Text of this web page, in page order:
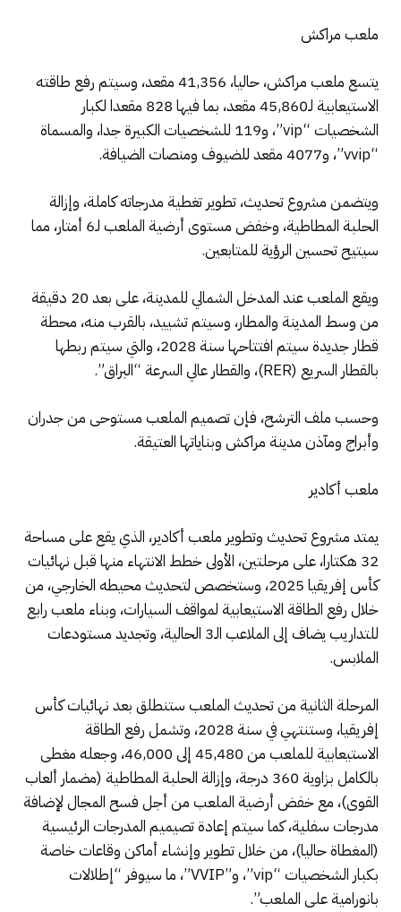
ملعب مراكش
يتسع ملعب مراكش، حاليا، 41,356 مقعد، وسيتم رفع طاقته
الاستيعابية لـ45,860 مقعد، بما فيها 828 مقعدا لكبار
الشخصيات “vip”، و119 للشخصيات الكبيرة جدا، والمسماة
“vvip”، و4077 مقعد للضيوف ومنصات الضيافة.
ويتضمن مشروع تحديث، تطوير تغطية مدرجاته كاملة، وإزالة
الحلبة المطاطية، وخفض مستوى أرضية الملعب لـ6 أمتار، مما
سيتيح تحسين الرؤية للمتابعين.
ويقع الملعب عند المدخل الشمالي للمدينة، على بعد 20 دقيقة
من وسط المدينة والمطار، وسيتم تشييد، بالقرب منه، محطة
قطار جديدة سيتم افتتاحها سنة 2028، والتي سيتم ربطها
بالقطار السريع (RER)، والقطار عالي السرعة “البراق”.
وحسب ملف الترشح، فإن تصميم الملعب مستوحى من جدران
وأبراج ومآذن مدينة مراكش وبناياتها العتيقة.
ملعب أكادير
يمتد مشروع تحديث وتطوير ملعب أكادير، الذي يقع على مساحة
32 هكتارا، على مرحلتين، الأولى خطط الانتهاء منها قبل نهائيات
كأس إفريقيا 2025، وستخصص لتحديث محيطه الخارجي، من
خلال رفع الطاقة الاستيعابية لمواقف السيارات، وبناء ملعب رابع
للتداريب يضاف إلى الملاعب الـ3 الحالية، وتجديد مستودعات
الملابس.
المرحلة الثانية من تحديث الملعب ستنطلق بعد نهائيات كأس
إفريقيا، وستنتهي في سنة 2028، وتشمل رفع الطاقة
الاستيعابية للملعب من 45,480 إلى 46,000، وجعله مغطى
بالكامل بزاوية 360 درجة، وإزالة الحلبة المطاطية (مضمار ألعاب
القوى)، مع خفض أرضية الملعب من أجل فسح المجال لإضافة
مدرجات سفلية، كما سيتم إعادة تصيميم المدرجات الرئيسية
(المغطاة حاليا)، من خلال تطوير وإنشاء أماكن وقاعات خاصة
بكبار الشخصيات “vip”، و”VVIP”، ما سيوفر “إطلالات
بانورامية على الملعب”.